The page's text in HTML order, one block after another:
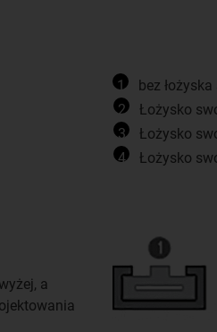
a
1
bez
2
Łożysko
3
Łożysko
4
Łożysko